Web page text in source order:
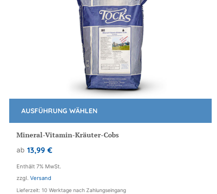
Mineral-Vitamin-Kräuter-Cobs
ab 13,99 €
Enthält 7% MwSt.
zzgl.Versand
Lieferzeit: 10 Werktage nach Zahlungseingang
AUSFÜHRUNG WÄHLEN
Dieses
weist
mehrere